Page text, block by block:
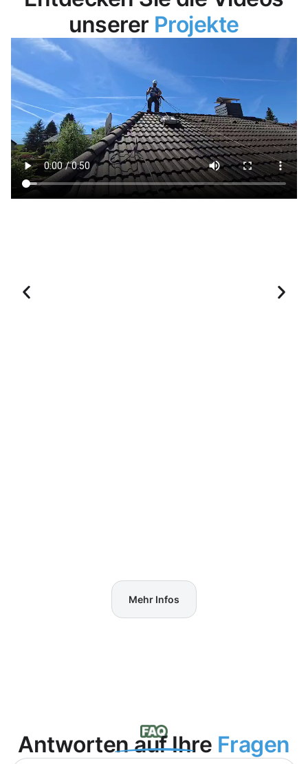
unserer Projekte
Mehr Infos
Antworten auf Ihre Fragen